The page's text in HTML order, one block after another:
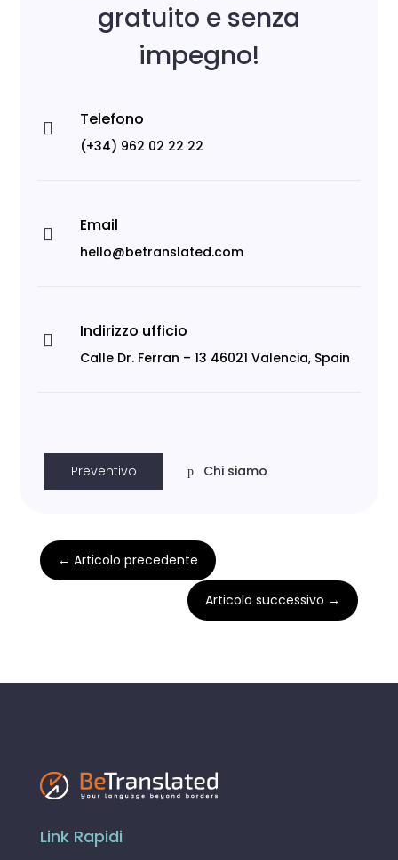
gratuito e senza
impegno!
 Telefono
(+34) 962 02 22 22
 Email
hello@betranslated.com
 Indirizzo ufficio
Calle Dr. Ferran – 13 46021 Valencia, Spain
Preventivo Chi siamo
← Articolo precedente
Articolo successivo →
Link Rapidi